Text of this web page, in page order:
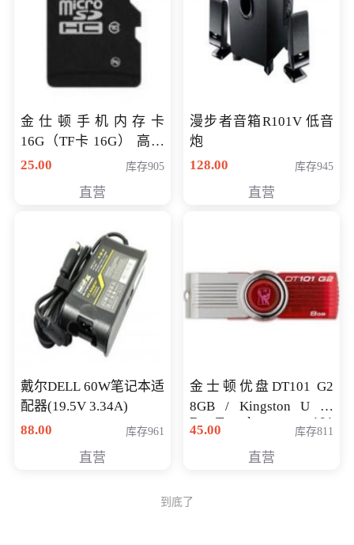
金仕顿手机内存卡
16G（TF卡 16G） 高速
卡 CLASS 10
25.00 库存905
直营
漫步者音箱R101V 低音
炮
128.00
库存945
直营
戴尔DELL 60W笔记本适
配器(19.5V 3.34A)
88.00
库存961
直营
金士顿优盘DT101 G2
8GB / Kingston U 盘
DataTraveler 101
Generati
45.00 库存811
直营
到底了